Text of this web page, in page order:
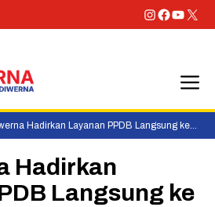
Instagram
X
Hadirkan Layanan PPDB Langsung ke
Profesional dan Merata
Hadirkan
Langsung ke